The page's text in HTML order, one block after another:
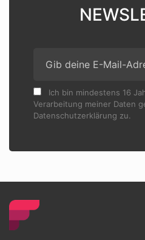
Ich bin mindestens 16
Verarbeitung meiner Daten
Datenschutzerklärung zu.